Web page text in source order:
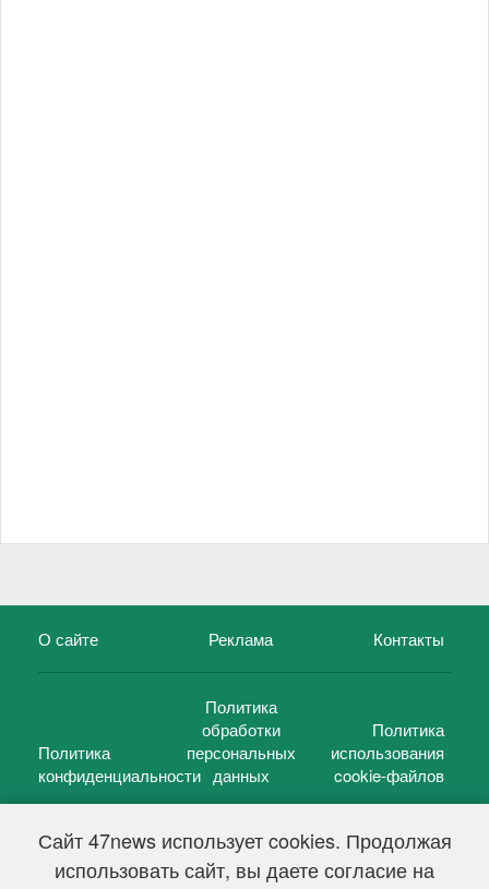
Сайт 47news использует cookies. Продолжая
использовать сайт, вы даете согласие на
О сайте Реклама Контакты
Политика
конфиденциальности
Политика
обработки
персональных
данных
Политика
использования
cookie-файлов
47 новостей (47 news)2005 — 2026 г.